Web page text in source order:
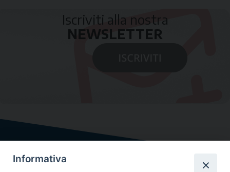
Iscriviti alla nostra
NEWSLETTER
Informativa